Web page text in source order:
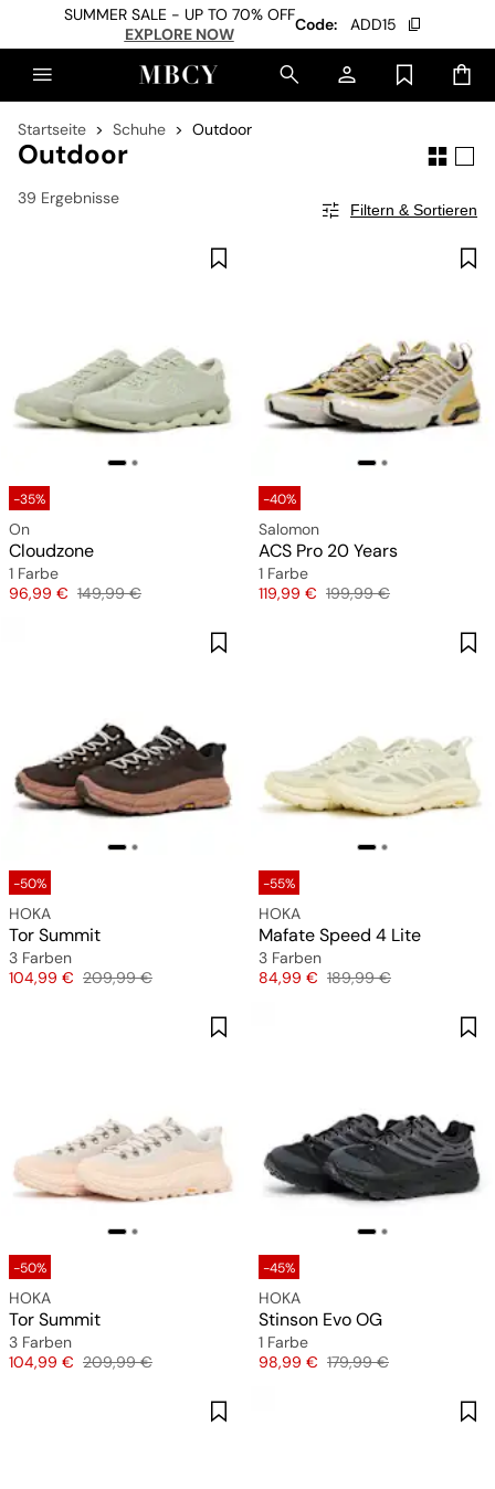
SUMMER SALE - UP TO 70% OFF
EXPLORE NOW
Code: ADD15
Startseite Schuhe Outdoor
Outdoor
39 Ergebnisse
Filtern & Sortieren
-35%
On
Cloudzone
1 Farbe
Preis
96,99 € Originalpreis
149,99 €
-40%
Salomon
ACS Pro 20 Years
1 Farbe
Preis
119,99 € Originalpreis
199,99 €
-50%
HOKA
Tor Summit
3 Farben
Preis
104,99 € Originalpreis
209,99 €
-55%
HOKA
Mafate Speed 4 Lite
3 Farben
Preis
84,99 € Originalpreis
189,99 €
-50%
HOKA
Tor Summit
3 Farben
Preis
104,99 € Originalpreis
209,99 €
-45%
HOKA
Stinson Evo OG
1 Farbe
Preis
98,99 € Originalpreis
179,99 €